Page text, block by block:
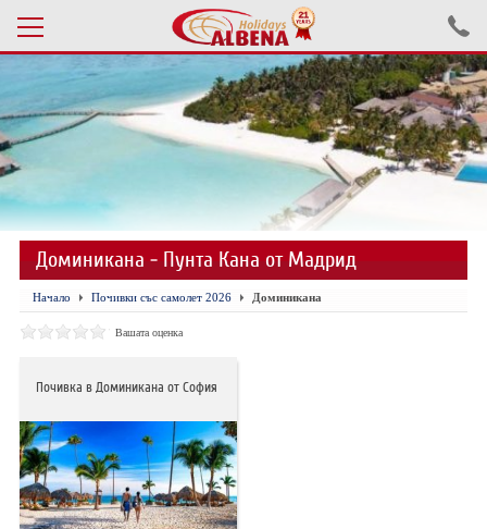
Проверка на резервация
ПОЧИВКИ СЪС САМОЛЕТ
ЕКСКУРЗИИ САМОЛЕТ
ЕКСКУРЗИИ АВТОБУС
ТУРЦИЯ С КОЛА
ХОТЕЛИ В ГЪРЦИЯ
Доминикана - Пунта Кана от Мадрид
Начало Почивки със самолет 2026 Доминикана
Вашата оценка
Почивка в Доминикана от София